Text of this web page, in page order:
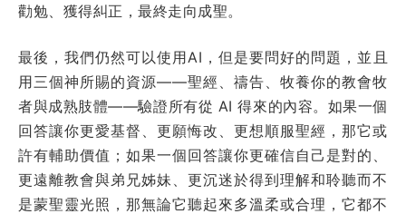
勸勉、獲得糾正，最終走向成聖。
最後，我們仍然可以使用AI，但是要問好的問題，並且
用三個神所賜的資源——聖經、禱告、牧養你的教會牧
者與成熟肢體——驗證所有從 AI 得來的內容。如果一個
回答讓你更愛基督、更願悔改、更想順服聖經，那它或
許有輔助價值；如果一個回答讓你更確信自己是對的、
更遠離教會與弟兄姊妹、更沉迷於得到理解和聆聽而不
是蒙聖靈光照，那無論它聽起來多溫柔或合理，它都不